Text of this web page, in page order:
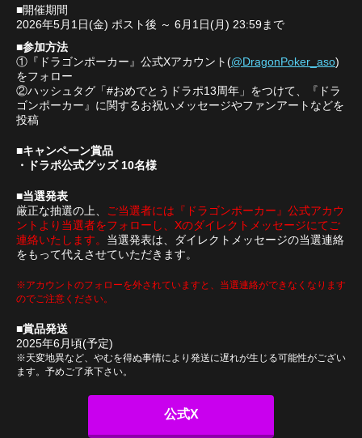
■開催期間
2026年5月1日(金) ポスト後 ～ 6月1日(月) 23:59まで
■参加方法
①『ドラゴンポーカー』公式Xアカウント(@DragonPoker_aso)
をフォロー
②ハッシュタグ「#おめでとうドラポ13周年」をつけて、『ドラ
ゴンポーカー』に関するお祝いメッセージやファンアートなどを
投稿
■キャンペーン賞品
・ドラポ公式グッズ 10名様
■当選発表
厳正な抽選の上、
ご当選者には『ドラゴンポーカー』公式アカウ
ントより当選者をフォローし、Xのダイレクトメッセージにてご
連絡いたします。 当選発表は、ダイレクトメッセージの当選連絡
をもって代えさせていただきます。
※アカウントのフォローを外されていますと、当選連絡ができなくなります
のでご注意ください。
■賞品発送
2025年6月頃(予定)
※天変地異など、やむを得ぬ事情により発送に遅れが生じる可能性がござい
ます。予めご了承下さい。
公式X